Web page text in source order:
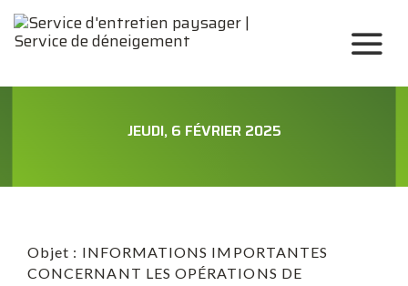
JEUDI, 6 FÉVRIER 2025
Objet : INFORMATIONS IMPORTANTES
CONCERNANT LES OPÉRATIONS DE